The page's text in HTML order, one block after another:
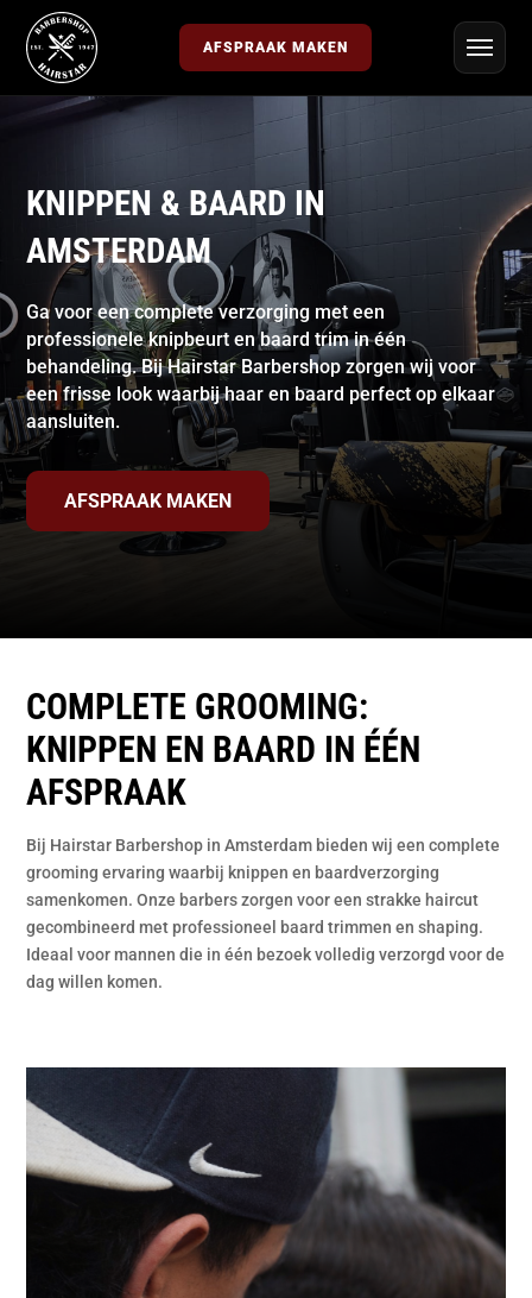
AFSPRAAK MAKEN
KNIPPEN & BAARD IN
AMSTERDAM
Ga voor een complete verzorging met een
professionele knipbeurt en baard trim in één
behandeling. Bij Hairstar Barbershop zorgen wij voor
een frisse look waarbij haar en baard perfect op elkaar
aansluiten.
AFSPRAAK MAKEN
COMPLETE GROOMING:
KNIPPEN EN BAARD IN ÉÉN
AFSPRAAK
Bij Hairstar Barbershop in Amsterdam bieden wij een complete
grooming ervaring waarbij knippen en baardverzorging
samenkomen. Onze barbers zorgen voor een strakke haircut
gecombineerd met professioneel baard trimmen en shaping.
Ideaal voor mannen die in één bezoek volledig verzorgd voor de
dag willen komen.